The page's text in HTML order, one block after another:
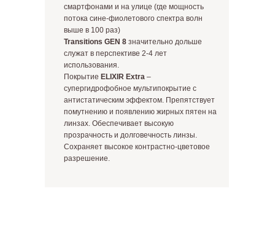
смартфонами и на улице (где мощность
потока сине-фиолетового спектра волн
выше в 100 раз)
Transitions GEN 8 значительно дольше
служат в перспективе 2-4 лет
использования.
Покрытие ELIXIR Extra –
супергидрофобное мультипокрытие с
антистатическим эффектом. Препятствует
помутнению и появлению жирных пятен на
линзах. Обеспечивает высокую
прозрачность и долговечность линзы.
Сохраняет высокое контрастно-цветовое
разрешение.